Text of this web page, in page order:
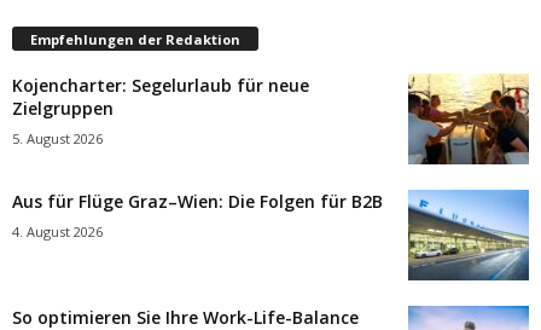
Empfehlungen der Redaktion
Kojencharter: Segelurlaub für neue
Zielgruppen
5. August 2026
Aus für Flüge Graz–Wien: Die Folgen für B2B
4. August 2026
So optimieren Sie Ihre Work-Life-Balance